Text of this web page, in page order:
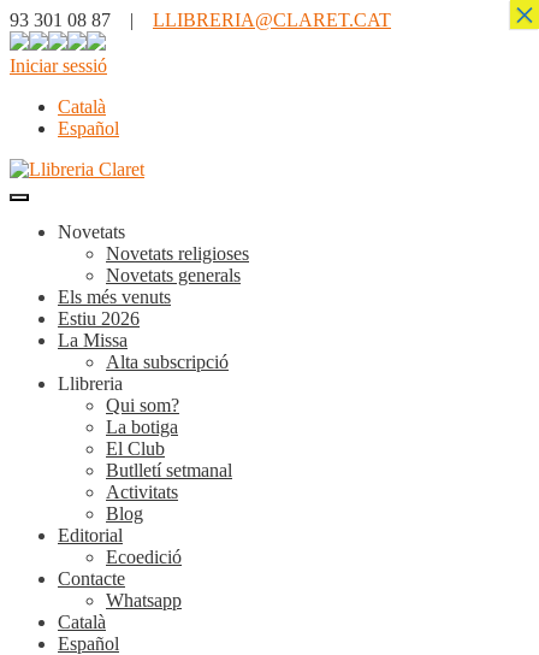
93 301 08 87 | LLIBRERIA@CLARET.CAT
Iniciar sessió
Català
Español
Novetats
Novetats religioses
Novetats generals
Els més venuts
Estiu 2026
La Missa
Alta subscripció
Llibreria
Qui som?
La botiga
El Club
Butlletí setmanal
Activitats
Blog
Editorial
Ecoedició
Contacte
Whatsapp
Català
Español
×